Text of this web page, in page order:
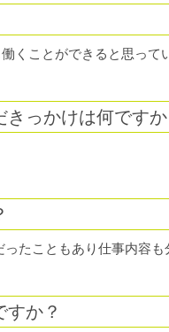
くことができると思っ
っかけは何ですか
たこともあり仕事内容
すか？